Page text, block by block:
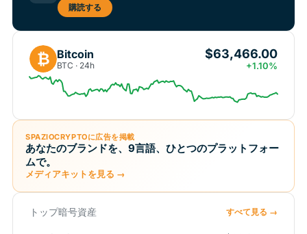
購読する
₿ Bitcoin
BTC · 24h
$63,466.00
+1.10%
SPAZIOCRYPTOに広告を掲載
あなたのブランドを、9言語、ひとつのプラットフォー
ムで。
メディアキットを見る →
トップ暗号資産 すべて見る →